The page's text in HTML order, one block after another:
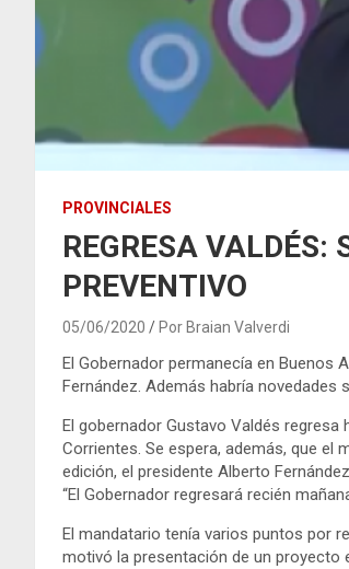
PROVINCIALES
REGRESA VALDÉS:
PREVENTIVO
05/06/2020 Por Braian Valverdi
El Gobernador permanecía en Buenos
Fernández. Además habría
El gobernador Gustavo Valdés
Corrientes. Se espera, además, que el
edición, el presidente Alberto
“El Gobernador regresará recién
El mandatario tenía varios puntos por
motivó la presentación de un proyecto